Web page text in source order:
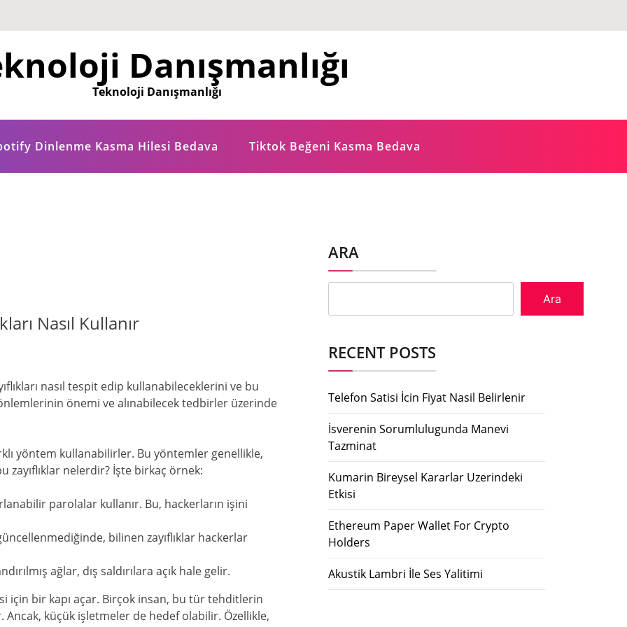
Danışmanlığı
Teknoloji Danışmanlığı
Dinlenme Kasma Hilesi Bedava Tiktok Beğeni Kasma Bedava
Nasıl Kullanır
nasıl tespit edip kullanabileceklerini ve bu
önemi ve alınabilecek tedbirler üzerinde
yöntem kullanabilirler. Bu yöntemler genellikle,
zayıflıklar nelerdir? İşte birkaç örnek:
parolalar kullanır. Bu, hackerların işini
bilinen zayıflıklar hackerlar
ağlar, dış saldırılara açık hale gelir.
için bir kapı açar. Birçok insan, bu tür tehditlerin
küçük işletmeler de hedef olabilir. Özellikle,
ARA
Ara
RECENT POSTS
Telefon Satisi İcin Fiyat Nasil Belirlenir
İsverenin Sorumlulugunda Manevi
Tazminat
Kumarin Bireysel Kararlar Uzerindeki
Etkisi
Ethereum Paper Wallet For Crypto
Holders
Akustik Lambri İle Ses Yalitimi